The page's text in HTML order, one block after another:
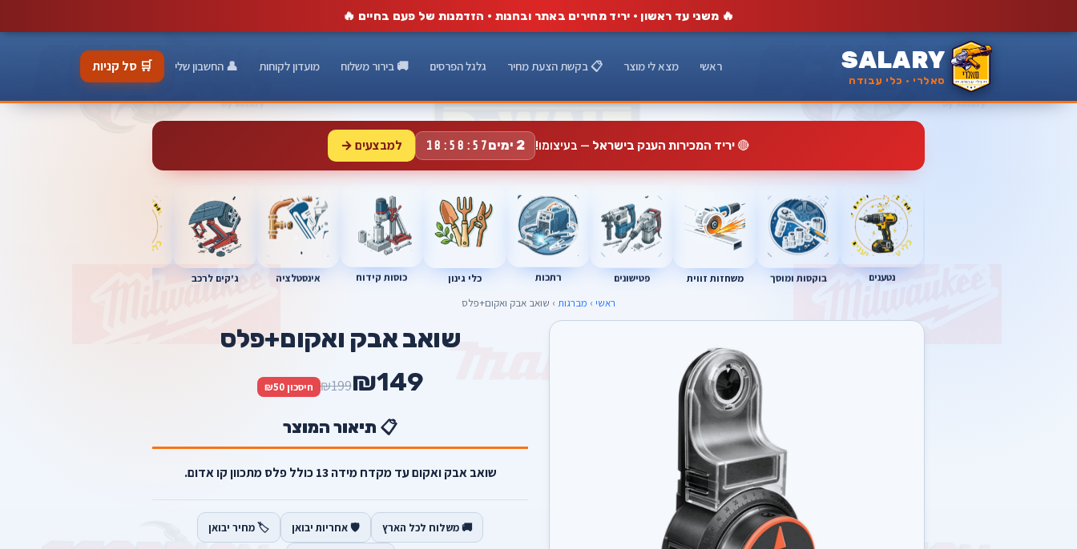
🔥 משני עד ראשון · יריד מחירים באתר ובחנות · הזדמנות של פעם בחיים 🔥
SALARY
סאלרי · כלי עבודה
ראשי מצא לי מוצר 📋 בקשת הצעת מחיר גלגל הפרסים 🚚 בירור משלוח מועדון לקוחות 👤 החשבון שלי 🛒 סל קניות
🔴יריד המכירות הענק בישראל — בעיצומו! 2 ימים 18:58:56 למבצעים →
נטענים בוקסות ומוסך משחזות זווית פטישונים רתכות כלי גינון כוסות קידוח אינסטלציה ג'קים לרכב
ראשי › מברגות › שואב אבק ואקום+פלס
שואב אבק ואקום+פלס
₪149
₪199 חיסכון ₪50
📋 תיאור המוצר
שואב אבק ואקום עד מקדח מידה 13 כולל פלס מתכוון קו אדום.
🚚 משלוח לכל הארץ 🛡️ אחריות יבואן 🏷️ מחיר יבואן